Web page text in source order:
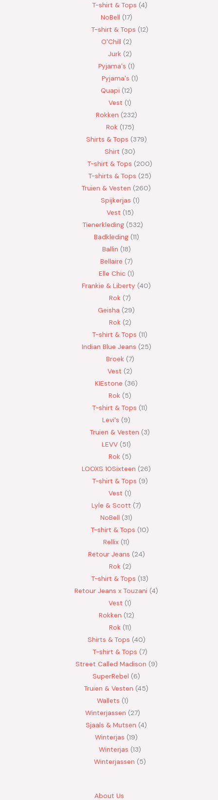
T-shirt & Tops 4
NoBell 17
T-shirt & Tops 12
O'Chill 2
Jurk 2
Pyjama's 1
Pyjama's 1
Quapi 12
Vest 1
Rokken 232
Rok 175
Shirts & Tops 379
Shirt
30
T-shirt & Tops
200
T-shirts & Tops
25
Truien & Vesten
260
Spijkerjas 1
Vest 15
Tienerkleding 532
Badkleding 11
Ballin 18
Bellaire 7
Elle Chic 1
Frankie & Liberty 40
Rok 7
Geisha
29
Rok 2
T-shirt & Tops 11
Indian Blue Jeans 25
Broek 7
Vest
2
KIEstone
36
Rok 5
T-shirt & Tops 11
Levi's
9
Truien & Vesten
3
LEVV 51
Rok 5
LOOXS 10Sixteen
26
T-shirt & Tops 9
Vest 1
Lyle & Scott 7
NoBell
31
T-shirt & Tops 10
Rellix 11
Retour Jeans 24
Rok 2
T-shirt & Tops 13
Retour Jeans x Touzani 4
Vest 1
Rokken 12
Rok 11
Shirts & Tops 40
T-shirt & Tops 7
Street Called Madison 9
SuperRebel
6
Truien & Vesten 45
Wallets 1
Winterjassen
27
Sjaals & Mutsen 4
Winterjas 19
Winterjas 13
Winterjassen
5
About Us